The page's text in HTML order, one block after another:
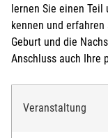
lernen Sie einen Teil
kennen und
Geburt und die
Anschluss auch Ihre
Veranstaltung